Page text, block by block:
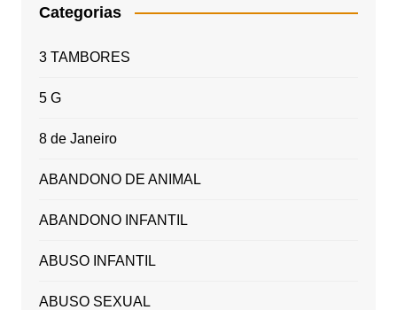
Categorias
3 TAMBORES
5 G
8 de Janeiro
ABANDONO DE ANIMAL
ABANDONO INFANTIL
ABUSO INFANTIL
ABUSO SEXUAL